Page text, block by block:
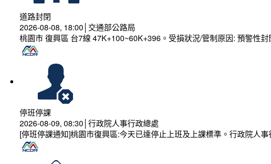
道路封閉
2026-08-08, 18:00│交通部公路局
桃園市 復興區 台7線 47K+100~60K+396。受損狀況/管制原因: 預警性封
停班停課
2026-08-09, 08:30│行政院人事行政總處
[停班停課通知]桃園市復興區:今天已達停止上班及上課標準。行政院人